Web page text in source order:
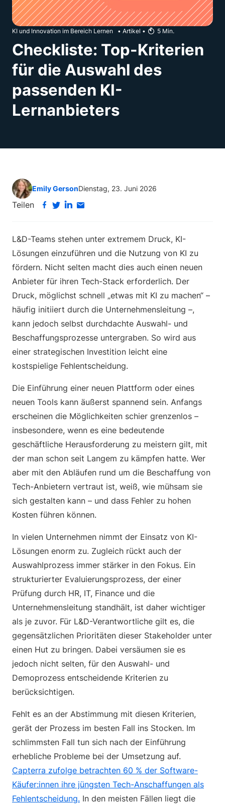
KI und Innovation im Bereich Lernen • Artikel • 5 Min.
Checkliste: Top-Kriterien
für die Auswahl des
passenden KI-
Lernanbieters
Emily GersonDienstag, 23. Juni 2026
Teilen
L&D-Teams stehen unter extremem Druck, KI-
Lösungen einzuführen und die Nutzung von KI zu
fördern. Nicht selten macht dies auch einen neuen
Anbieter für ihren Tech-Stack erforderlich. Der
Druck, möglichst schnell „etwas mit KI zu machen“ –
häufig initiiert durch die Unternehmensleitung –,
kann jedoch selbst durchdachte Auswahl- und
Beschaffungsprozesse untergraben. So wird aus
einer strategischen Investition leicht eine
kostspielige Fehlentscheidung.
Die Einführung einer neuen Plattform oder eines
neuen Tools kann äußerst spannend sein. Anfangs
erscheinen die Möglichkeiten schier grenzenlos –
insbesondere, wenn es eine bedeutende
geschäftliche Herausforderung zu meistern gilt, mit
der man schon seit Langem zu kämpfen hatte. Wer
aber mit den Abläufen rund um die Beschaffung von
Tech-Anbietern vertraut ist, weiß, wie mühsam sie
sich gestalten kann – und dass Fehler zu hohen
Kosten führen können.
In vielen Unternehmen nimmt der Einsatz von KI-
Lösungen enorm zu. Zugleich rückt auch der
Auswahlprozess immer stärker in den Fokus. Ein
strukturierter Evaluierungsprozess, der einer
Prüfung durch HR, IT, Finance und die
Unternehmensleitung standhält, ist daher wichtiger
als je zuvor. Für L&D-Verantwortliche gilt es, die
gegensätzlichen Prioritäten dieser Stakeholder unter
einen Hut zu bringen. Dabei versäumen sie es
jedoch nicht selten, für den Auswahl- und
Demoprozess entscheidende Kriterien zu
berücksichtigen.
Fehlt es an der Abstimmung mit diesen Kriterien,
gerät der Prozess im besten Fall ins Stocken. Im
schlimmsten Fall tun sich nach der Einführung
erhebliche Probleme bei der Umsetzung auf.
Capterra zufolge betrachten 60 % der Software-
Käufer:innen ihre jüngsten Tech-Anschaffungen als
Fehlentscheidung. In den meisten Fällen liegt die